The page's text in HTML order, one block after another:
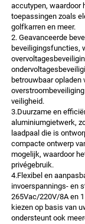
accutypen, waardoor
toepassingen zoals
golfkarren en meer.
2. Geavanceerde
beveiligingsfuncties,
betrouwbaar opladen
veiligheid.
3.Duurzame en
aluminiumgietwerk,
laadpaal die is
compacte ontwerp
mogelijk, waardoor
privégebruik.
4.Flexibel en
invoerspannings- en
265Vac/220V/8A en
kiezen op basis van
ondersteunt ook